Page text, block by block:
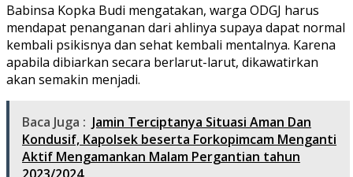
Babinsa Kopka Budi mengatakan, warga ODGJ harus
mendapat penanganan dari ahlinya supaya dapat normal
kembali psikisnya dan sehat kembali mentalnya. Karena
apabila dibiarkan secara berlarut-larut, dikawatirkan
akan semakin menjadi.
Baca Juga : Jamin Terciptanya Situasi Aman Dan
Kondusif, Kapolsek beserta Forkopimcam Menganti
Aktif Mengamankan Malam Pergantian tahun